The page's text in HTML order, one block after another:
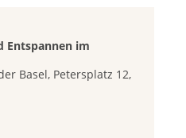
Entspannen im
Basel, Petersplatz 12,